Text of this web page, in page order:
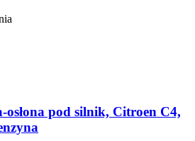
osłona pod silnik, Citroen C4,